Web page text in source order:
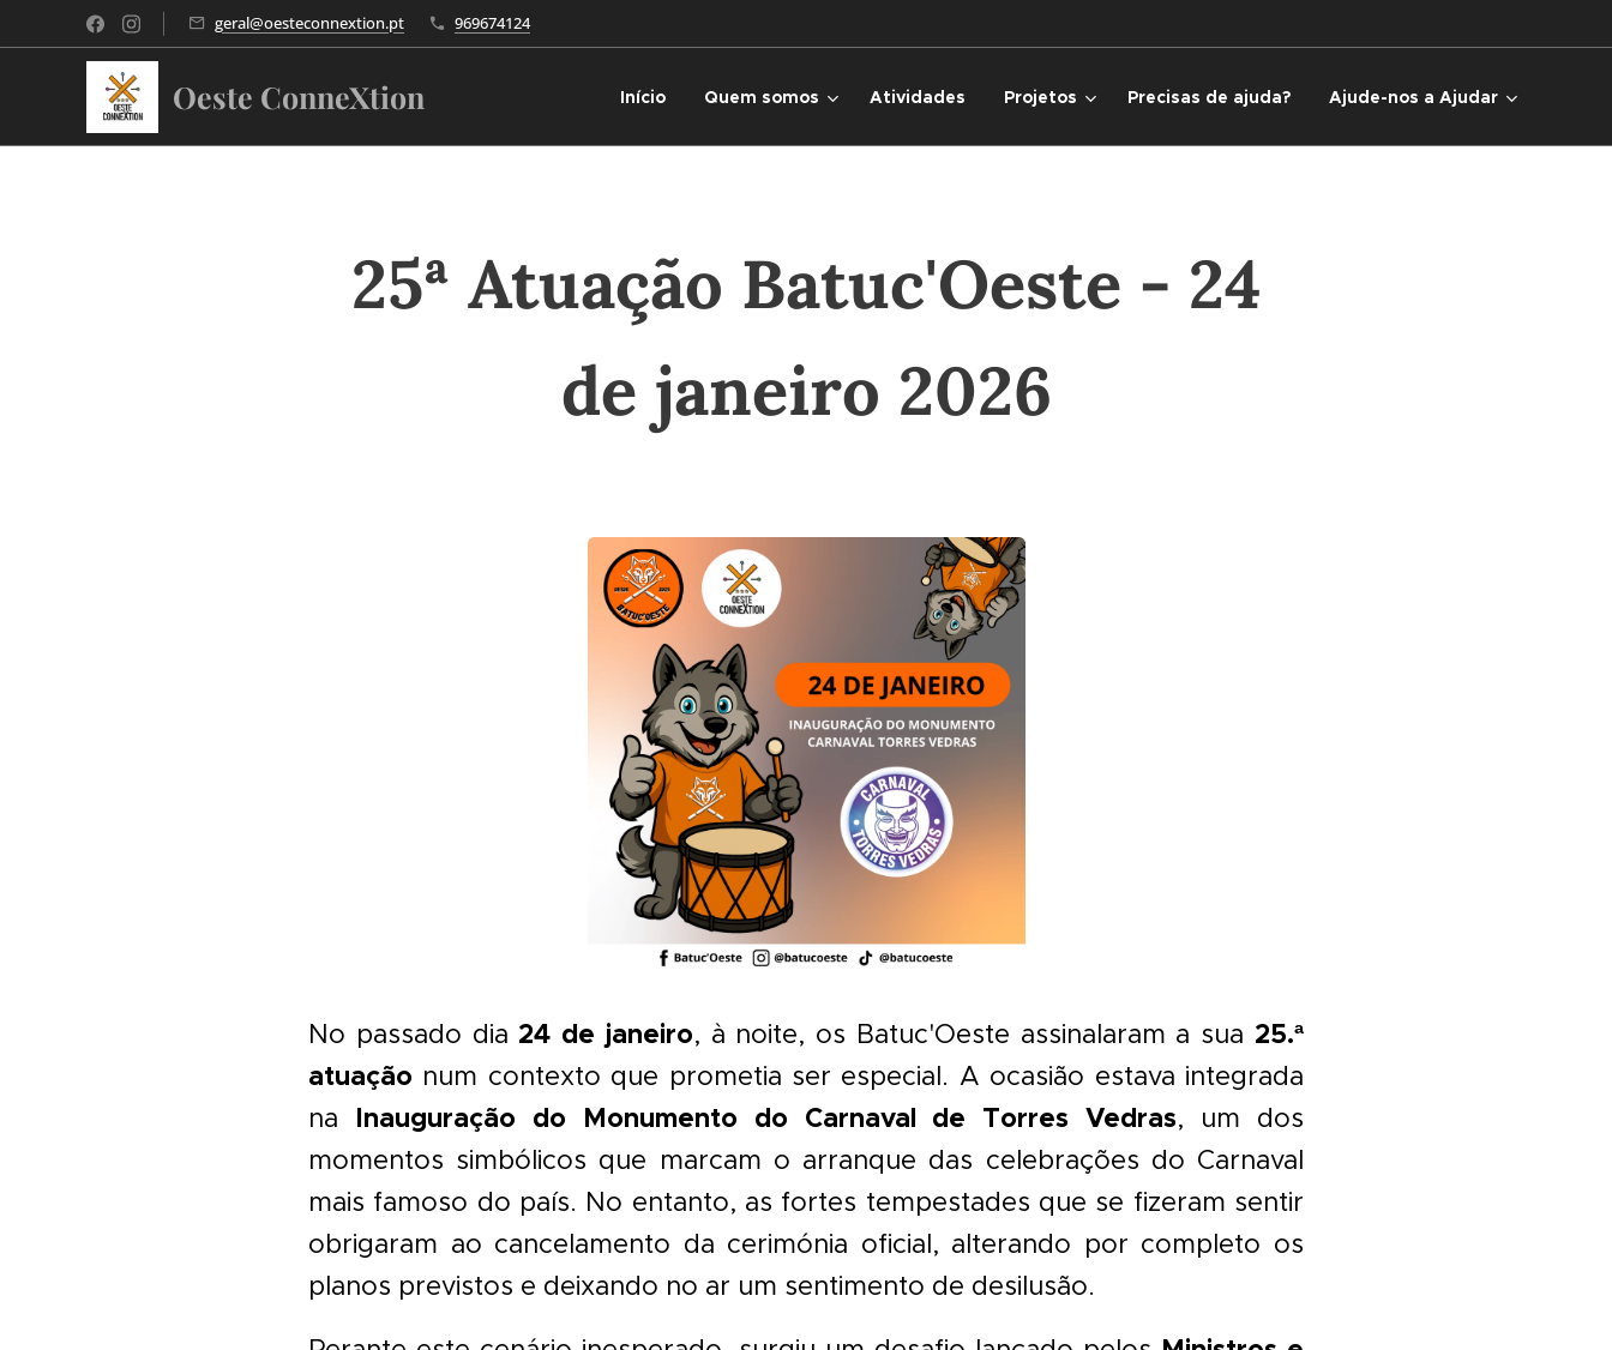
geral@oesteconnextion.pt 969674124
Oeste ConneXtion Início Quem somos Atividades Projetos Precisas de ajuda? Ajude-nos a Ajudar
25ª Atuação Batuc'Oeste - 24
de janeiro 2026
No passado dia 24 de janeiro, à noite, os Batuc'Oeste assinalaram a sua 25.ª
atuação num contexto que prometia ser especial. A ocasião estava integrada
na Inauguração do Monumento do Carnaval de Torres Vedras, um dos
momentos simbólicos que marcam o arranque das celebrações do Carnaval
mais famoso do país. No entanto, as fortes tempestades que se fizeram sentir
obrigaram ao cancelamento da cerimónia oficial, alterando por completo os
planos previstos e deixando no ar um sentimento de desilusão.